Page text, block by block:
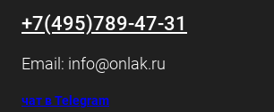
+7(495)789-47-31
Email: info@onlak.ru
чат в Telegram